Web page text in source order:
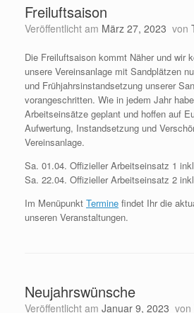
Freiluftsaison
Veröffentlicht am März 27, 2023 von
Die Freiluftsaison kommt Näher und wir
unsere Vereinsanlage mit Sandplätzen
und Frühjahrsinstandsetzung unserer
vorangeschritten. Wie in jedem Jahr
Arbeitseinsätze geplant und hoffen auf
Aufwertung, Instandsetzung und
Vereinsanlage.
Sa. 01.04. Offizieller Arbeitseinsatz 1
Sa. 22.04. Offizieller Arbeitseinsatz 2
Im Menüpunkt Termine findet Ihr die
unseren Veranstaltungen.
Neujahrswünsche
Veröffentlicht am Januar 9, 2023 von